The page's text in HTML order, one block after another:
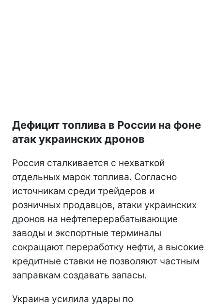
Дефицит топлива в России на фоне
атак украинских дронов
Россия сталкивается с нехваткой
отдельных марок топлива. Согласно
источникам среди трейдеров и
розничных продавцов, атаки украинских
дронов на нефтеперерабатывающие
заводы и экспортные терминалы
сокращают переработку нефти, а высокие
кредитные ставки не позволяют частным
заправкам создавать запасы.
Украина усилила удары по